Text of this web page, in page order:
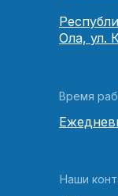
Наши
Ола, ул.
Время